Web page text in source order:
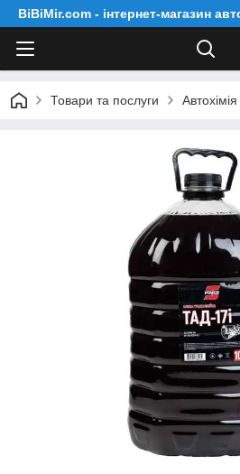
BiBiMir.com - інтернет-магазин
Товари та послуги